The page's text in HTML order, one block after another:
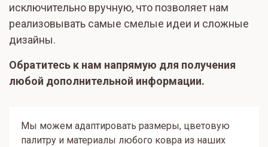
исключительно вручную, что позволяет нам
реализовывать самые смелые идеи и сложные
дизайны.
Обратитесь к нам напрямую для получения
любой дополнительной информации.
Мы можем адаптировать размеры, цветовую
палитру и материалы любого ковра из наших